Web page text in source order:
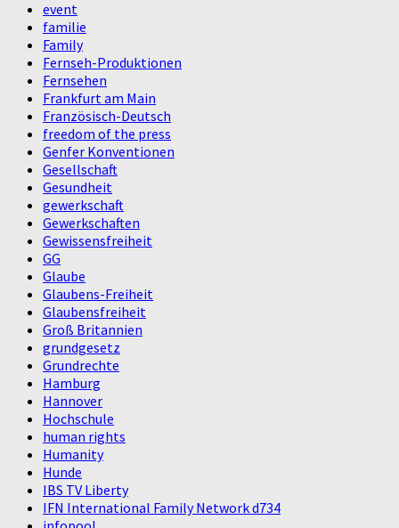
event
familie
Family
Fernseh-Produktionen
Fernsehen
Frankfurt am Main
Französisch-Deutsch
freedom of the press
Genfer Konventionen
Gesellschaft
Gesundheit
gewerkschaft
Gewerkschaften
Gewissensfreiheit
GG
Glaube
Glaubens-Freiheit
Glaubensfreiheit
Groß Britannien
grundgesetz
Grundrechte
Hamburg
Hannover
Hochschule
human rights
Humanity
Hunde
IBS TV Liberty
IFN International Family Network d734